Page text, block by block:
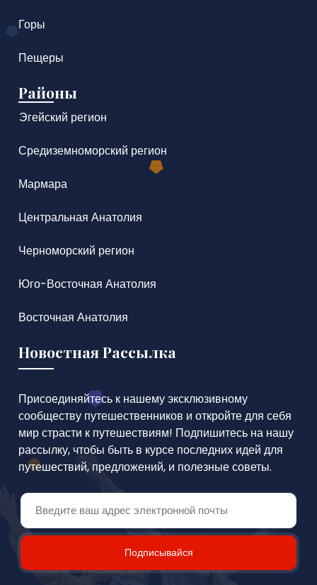
Горы
Пещеры
Районы
Эгейский регион
Средиземноморский регион
Мармара
Центральная Анатолия
Черноморский регион
Юго-Восточная Анатолия
Восточная Анатолия
Новостная Рассылка
Присоединяйтесь к нашему эксклюзивному
сообществу путешественников и откройте для себя
мир страсти к путешествиям! Подпишитесь на нашу
рассылку, чтобы быть в курсе последних идей для
путешествий, предложений, и полезные советы.
Подписывайся